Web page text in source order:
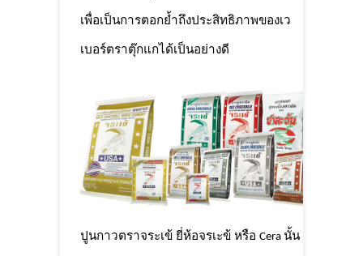
เพื่อเป็นการตอกย้ำถึงประสิทธิภาพของเว
เบอร์ตราตุ๊กแกได้เป็นอย่างดี
ปูนกาวตราจระเข้ ยี่ห้อจรเะข้ หรือ Cera นั้น